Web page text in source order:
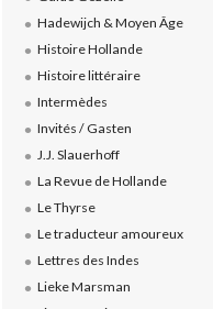
Hadewijch & Moyen Âge
Histoire Hollande
Histoire littéraire
Intermèdes
Invités / Gasten
J.J. Slauerhoff
La Revue de Hollande
Le Thyrse
Le traducteur amoureux
Lettres des Indes
Lieke Marsman